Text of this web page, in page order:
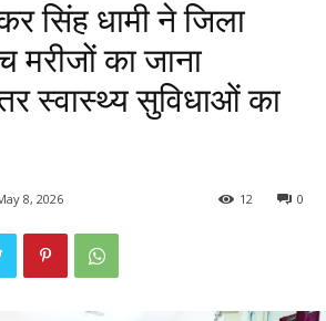
सिंह धामी ने जिला
मरीजों का जाना
स्वास्थ्य सुविधाओं का
8, 2026 0
12